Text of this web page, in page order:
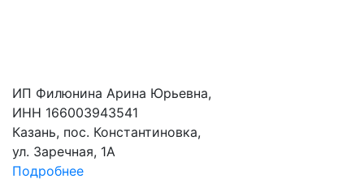
ИП Филюнина Арина Юрьевна,
ИНН 166003943541
Казань, пос. Константиновка,
ул. Заречная, 1А
Подробнее